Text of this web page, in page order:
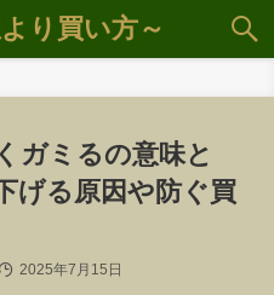
り買い方～
ガミるの意味と
げる原因や防ぐ買
2025年7月15日